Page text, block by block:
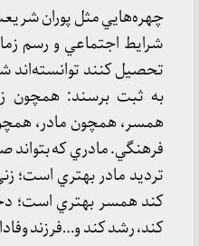
چهره‌هايي مثل پوران
شرايط اجتماعي و رسم
تحصيل كنند
به ثبت برسند: همچون
همسر، همچون مادر،
فرهنگي. مادري كه بتواند
ترديد مادر بهتري است؛
كند همسر بهتري است؛
كند، رشد كند و…فرزند